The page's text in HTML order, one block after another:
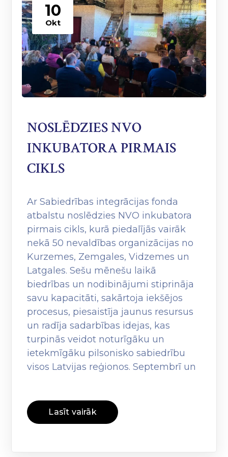
10
Okt
NOSLĒDZIES NVO
INKUBATORA PIRMAIS
CIKLS
Ar Sabiedrības integrācijas fonda
atbalstu noslēdzies NVO inkubatora
pirmais cikls, kurā piedalījās vairāk
nekā 50 nevaldības organizācijas no
Kurzemes, Zemgales, Vidzemes un
Latgales. Sešu mēnešu laikā
biedrības un nodibinājumi stiprināja
savu kapacitāti, sakārtoja iekšējos
procesus, piesaistīja jaunus resursus
un radīja sadarbības idejas, kas
turpinās veidot noturīgāku un
ietekmīgāku pilsonisko sabiedrību
visos Latvijas reģionos. Septembrī un
Lasīt vairāk